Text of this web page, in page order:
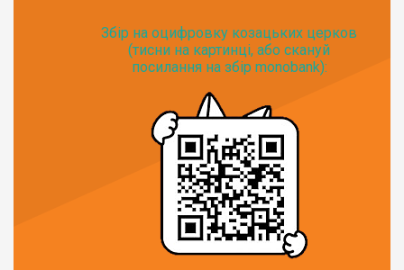
Збір на оцифровку козацьких церков
(тисни на картинці, або скануй
посилання на збір monobank):